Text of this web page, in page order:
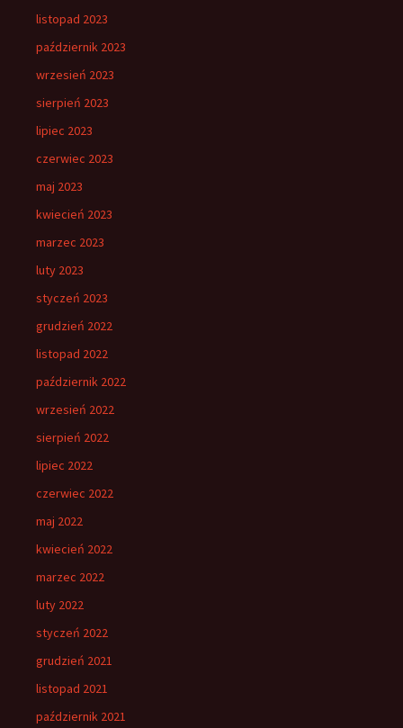
listopad 2023
październik 2023
wrzesień 2023
sierpień 2023
lipiec 2023
czerwiec 2023
maj 2023
kwiecień 2023
marzec 2023
luty 2023
styczeń 2023
grudzień 2022
listopad 2022
październik 2022
wrzesień 2022
sierpień 2022
lipiec 2022
czerwiec 2022
maj 2022
kwiecień 2022
marzec 2022
luty 2022
styczeń 2022
grudzień 2021
listopad 2021
październik 2021